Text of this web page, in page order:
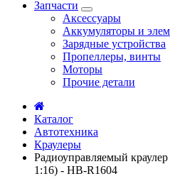
Запчасти
Аксессуары
Аккумуляторы и
Зарядные устройства
Пропеллеры, винты
Моторы
Прочие детали
Каталог
Автотехника
Краулеры
Радиоуправляемый
1:16) - HB-R1604